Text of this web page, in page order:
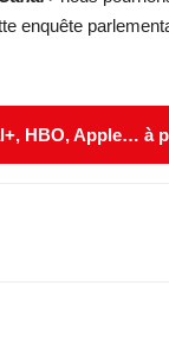
enquête
HBO, Apple… à